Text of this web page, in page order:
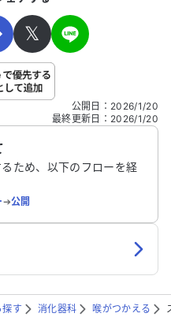
。氏名やご自身の病気の詳細な
る
𝕏
公開日 ： 2026/1/20
最終更新日 ： 2026/1/20
ため、以下のフローを経
➔公開
探す 消化器科 喉がつかえる